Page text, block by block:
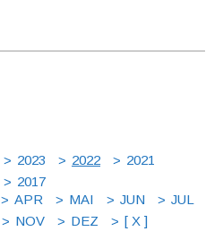
2023 2022
2021
2017
APR MAI JUN
JUL
NOV DEZ [ X ]